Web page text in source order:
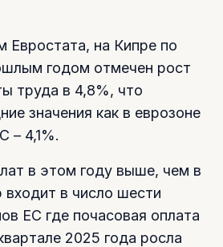
Евростата, на Кипре по
годом отмечен рост
труда в 4,8%, что
значения как в еврозоне
– 4,1%.
в этом году выше, чем в
в число шести
ЕС где почасовая оплата
2025 года росла